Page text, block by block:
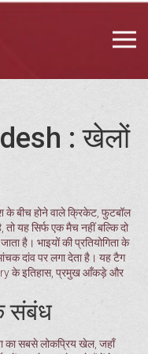
: खेलों
के बीच होने वाले क्रिकेट, फुटबॉल
यह सिर्फ एक मैच नहीं बल्कि दो
है। भाइयों की प्रतियोगिताके
दांव पर लगा देता है। यह टैग
के इतिहास, प्रमुख आँकड़े और
संबंध
का सबसे लोकप्रिय खेल, जहाँ